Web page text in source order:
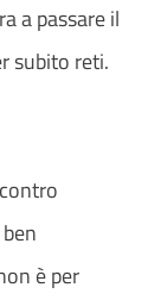
a passare il
subito reti.
è per